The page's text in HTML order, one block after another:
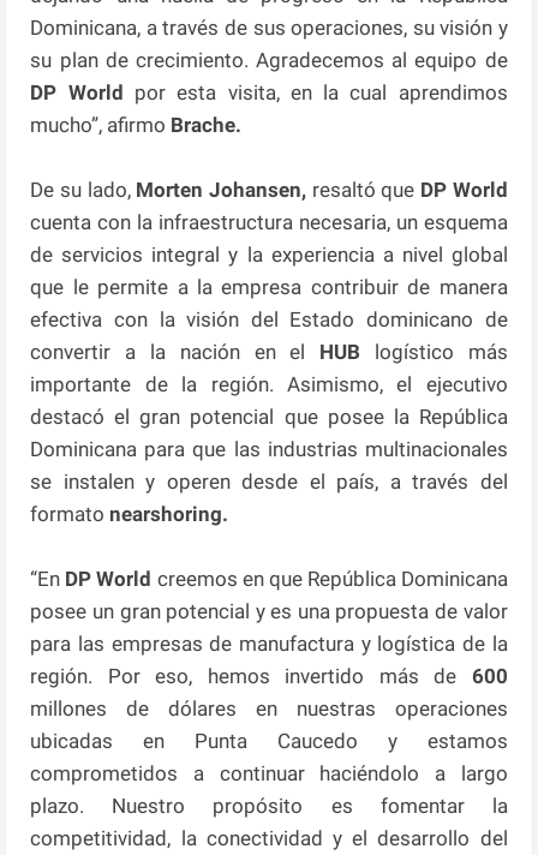
Dominicana, a través de sus operaciones, su visión y
su plan de crecimiento. Agradecemos al equipo de
DP World por esta visita, en la cual aprendimos
mucho”, afirmo Brache.
De su lado, Morten Johansen, resaltó que DP World
cuenta con la infraestructura necesaria, un esquema
de servicios integral y la experiencia a nivel global
que le permite a la empresa contribuir de manera
efectiva con la visión del Estado dominicano de
convertir a la nación en el HUB logístico más
importante de la región. Asimismo, el ejecutivo
destacó el gran potencial que posee la República
Dominicana para que las industrias multinacionales
se instalen y operen desde el país, a través del
formatonearshoring.
“En DP World creemos en que República Dominicana
posee un gran potencial y es una propuesta de valor
para las empresas de manufactura y logística de la
región. Por eso, hemos invertido más de 600
millones de dólares en nuestras operaciones
ubicadas en Punta Caucedo y estamos
comprometidos a continuar haciéndolo a largo
plazo. Nuestro propósito es fomentar la
competitividad, la conectividad y el desarrollo del